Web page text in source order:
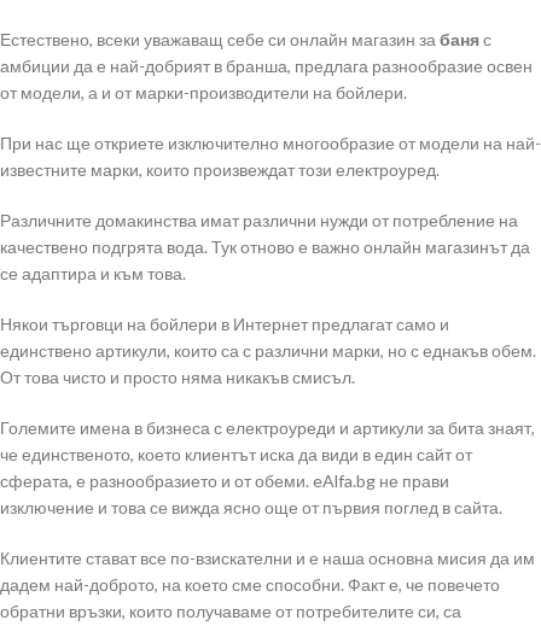
Естествено, всеки уважаващ себе си онлайн магазин за баняс
амбиции да е най-добрият в бранша, предлага разнообразие освен
от модели, а и от марки-производители на бойлери.
При нас ще откриете изключително многообразие от модели на най-
известните марки, които произвеждат този електроуред.
Различните домакинства имат различни нужди от потребление на
качествено подгрята вода. Тук отново е важно онлайн магазинът да
се адаптира и към това.
Някои търговци на бойлери в Интернет предлагат само и
единствено артикули, които са с различни марки, но с еднакъв обем.
От това чисто и просто няма никакъв смисъл.
Големите имена в бизнеса с електроуреди и артикули за бита знаят,
че единственото, което клиентът иска да види в един сайт от
сферата, е разнообразието и от обеми. eAlfa.bg не прави
изключение и това се вижда ясно още от първия поглед в сайта.
Клиентите стават все по-взискателни и е наша основна мисия да им
дадем най-доброто, на което сме способни. Факт е, че повечето
обратни връзки, които получаваме от потребителите си, са